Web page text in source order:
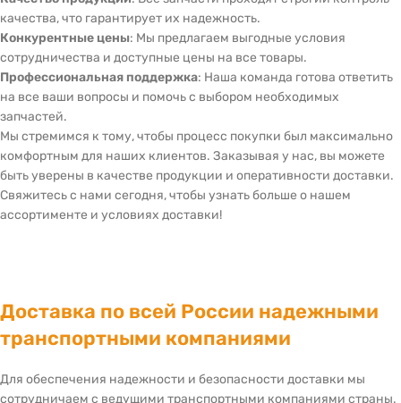
качества, что гарантирует их надежность.
Конкурентные цены: Мы предлагаем выгодные условия
сотрудничества и доступные цены на все товары.
Профессиональная поддержка: Наша команда готова ответить
на все ваши вопросы и помочь с выбором необходимых
запчастей.
Мы стремимся к тому, чтобы процесс покупки был максимально
комфортным для наших клиентов. Заказывая у нас, вы можете
быть уверены в качестве продукции и оперативности доставки.
Свяжитесь с нами сегодня, чтобы узнать больше о нашем
ассортименте и условиях доставки!
Доставка по всей России надежными
транспортными компаниями
Для обеспечения надежности и безопасности доставки мы
сотрудничаем с ведущими транспортными компаниями страны.